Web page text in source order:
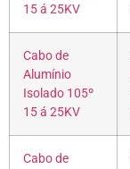
15 á 25KV
Cabo de
Alumínio
Isolado 105º
15 á 25KV
Cabo de